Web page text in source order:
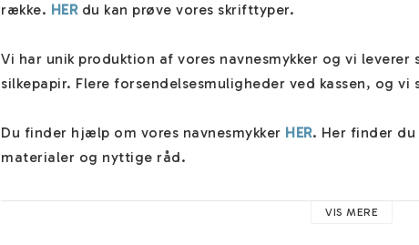
række. HER du kan prøve vores skrifttyper.
Vi har unik produktion af vores navnesmykker og vi leverer
silkepapir. Flere forsendelsesmuligheder ved kassen, og vi
Du finder hjælp om vores navnesmykker HER. Her finder
materialer og nyttige råd.
Teksten skrives altid proportionalt og centreret, VIS MERE